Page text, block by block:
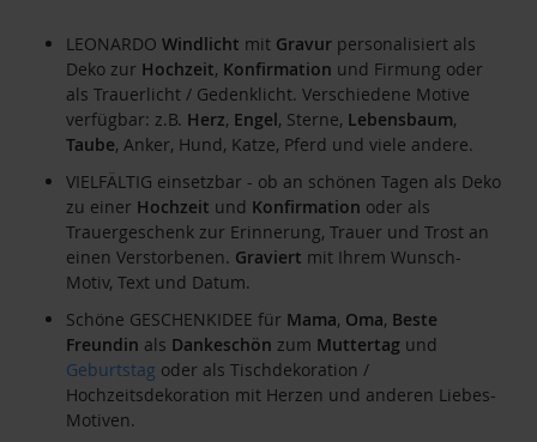
LEONARDO Windlicht mit Gravur personalisiert als
Deko zur Hochzeit, Konfirmation und Firmung oder
als Trauerlicht / Gedenklicht. Verschiedene Motive
verfügbar: z.B. Herz, Engel, Sterne, Lebensbaum,
Taube, Anker, Hund, Katze, Pferd und viele andere.
VIELFÄLTIG einsetzbar - ob an schönen Tagen als Deko
zu einer Hochzeit und Konfirmation oder als
Trauergeschenk zur Erinnerung, Trauer und Trost an
einen Verstorbenen. Graviert mit Ihrem Wunsch-
Motiv, Text und Datum.
Schöne GESCHENKIDEE für Mama, Oma, Beste
Freundin als Dankeschön zum Muttertag und
Geburtstag oder als Tischdekoration /
Hochzeitsdekoration mit Herzen und anderen Liebes-
Motiven.